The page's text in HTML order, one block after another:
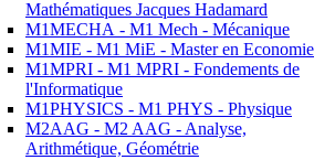
Mathématiques Jacques Hadamard
M1MECHA - M1 Mech - Mécanique
M1MIE - M1 MiE - Master en Economie
M1MPRI - M1 MPRI - Fondements de
l'Informatique
M1PHYSICS - M1 PHYS - Physique
M2AAG - M2 AAG - Analyse,
Arithmétique, Géométrie